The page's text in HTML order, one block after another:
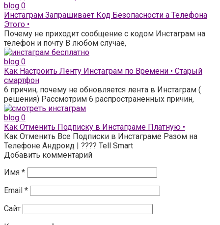
blog 0
Инстаграм Запрашивает Код Безопасности а Телефона
Этого •
Почему не приходит сообщение с кодом Инстаграм на
телефон и почту В любом случае,
blog 0
Как Настроить Ленту Инстаграм по Времени • Старый
смартфон
6 причин, почему не обновляется лента в Инстаграм (
решения) Рассмотрим 6 распространенных причин,
blog 0
Как Отменить Подписку в Инстаграме Платную •
Как Отменить Все Подписки в Инстаграме Разом на
Телефоне Андроид | ???? Tell Smart
Добавить комментарий
Имя *
Email *
Сайт